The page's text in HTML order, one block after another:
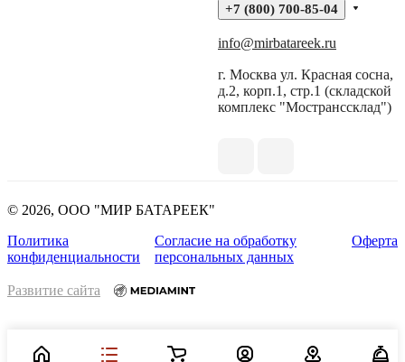
+7 (800) 700-85-04
info@mirbatareek.ru
г. Москва ул. Красная сосна,
д.2, корп.1, стр.1 (складской
комплекс "Мостранссклад")
© 2026, ООО "МИР БАТАРЕЕК"
Политика
конфиденциальности
Согласие на обработку
персональных данных
Оферта
Развитие сайта